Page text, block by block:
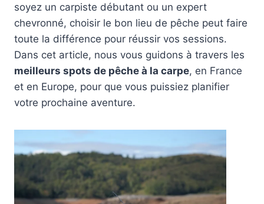
soyez un carpiste débutant ou un expert
chevronné, choisir le bon lieu de pêche peut faire
toute la différence pour réussir vos sessions.
Dans cet article, nous vous guidons à travers les
meilleurs spots de pêche à la carpe, en France
et en Europe, pour que vous puissiez planifier
votre prochaine aventure.